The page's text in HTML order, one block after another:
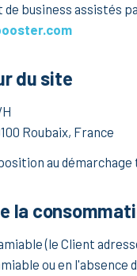
business assistés
du site
Roubaix, France
au
la
(le Client
ou en l'absence